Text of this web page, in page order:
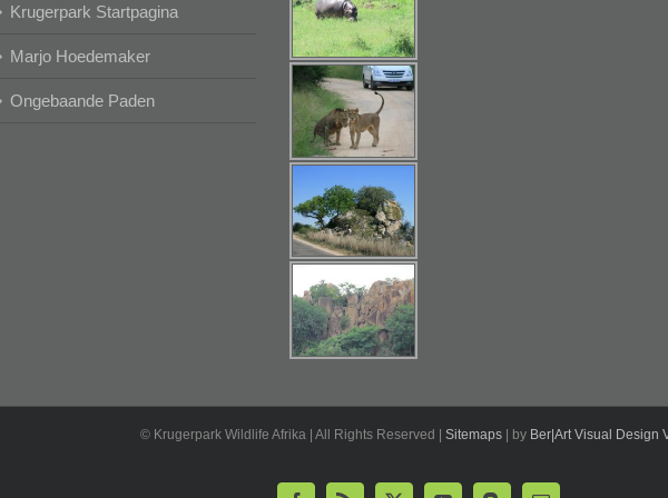
Krugerpark Startpagina
Marjo Hoedemaker
Ongebaande Paden
© Krugerpark Wildlife Afrika | All Rights Reserved | Sitemaps | by Ber|Art Visual Design